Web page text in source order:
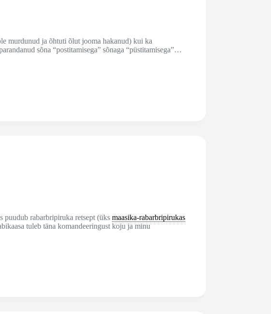
murdunud ja õhtuti õlut jooma hakanud) kui ka
sõna “postitamisega” sõnaga “püstitamisega”…
puudub rabarbripiruka retsept (üksmaasika-rabarbripirukas
tuleb täna komandeeringust koju ja minu